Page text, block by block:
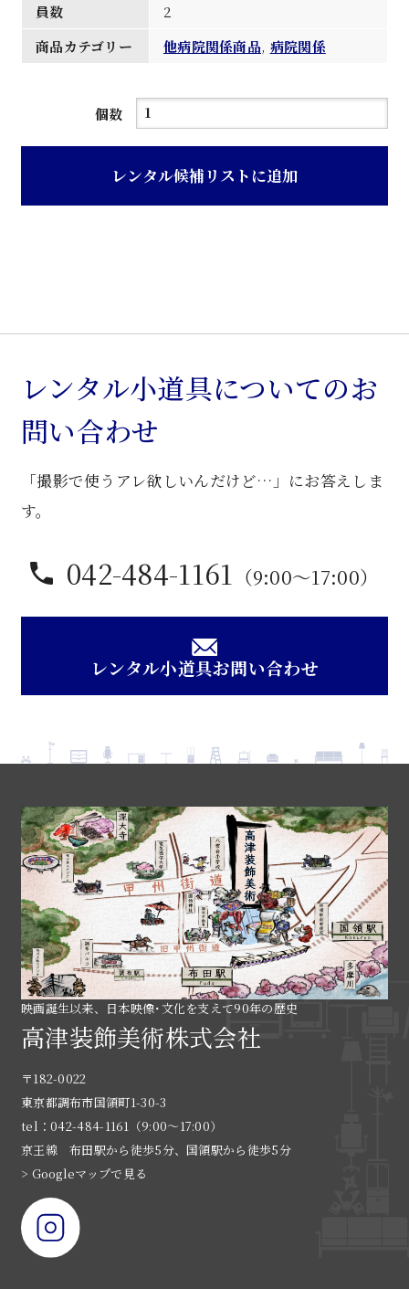
員数
2
商品カテゴリー
他病院関係商品, 病院関係
個数
カ
ワ
レンタル候補リストに追加
レンタル小道具についてのお
問い合わせ
「撮影で使うアレ欲しいんだけど…」にお答えしま
す。
042-484-1161 （9:00〜17:00）
レンタル小道具お問い合わせ
映画誕生以来、日本映像･文化を支えて90年の歴史
高津装飾美術株式会社
〒182-0022
東京都調布市国領町1-30-3
tel：042-484-1161（9:00〜17:00）
京王線 布田駅から徒歩5分、国領駅から徒歩5分
> Googleマップで見る